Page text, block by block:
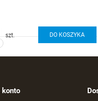
szt. DO KOSZYKA
konto